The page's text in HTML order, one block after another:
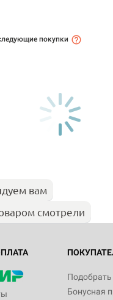
покупки
вам
смотрели
Подобрать
Бонусная